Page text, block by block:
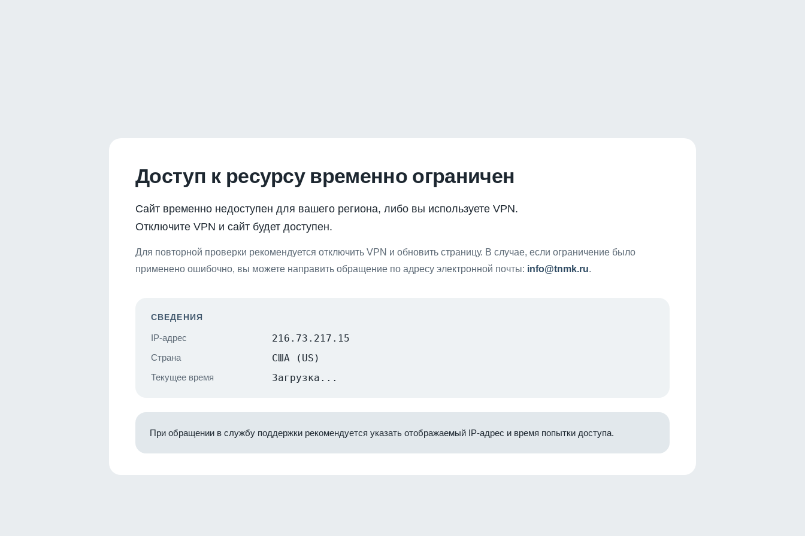
Доступ к ресурсу временно ограничен
Сайт временно недоступен для вашего региона, либо вы используете VPN.
Отключите VPN и сайт будет доступен.
Для повторной проверки рекомендуется отключить VPN и обновить страницу. В случае, если ограничение было
применено ошибочно, вы можете направить обращение по адресу электронной почты: info@tnmk.ru.
СВЕДЕНИЯ
IP-адрес 216.73.217.15
Страна США (US)
Текущее время Загрузка...
При обращении в службу поддержки рекомендуется указать отображаемый IP-адрес и время попытки доступа.